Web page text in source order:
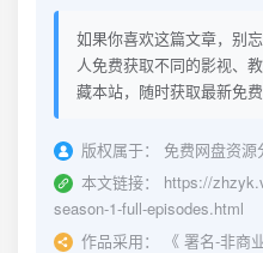
如果你喜欢这篇文章，别
人免费获取不同的影视、
藏本站，随时获取最新免费
版权属于：
免费网盘资源
本文链接：
https://
season-1-full-episodes.html
作品采用：
《 署名-非商